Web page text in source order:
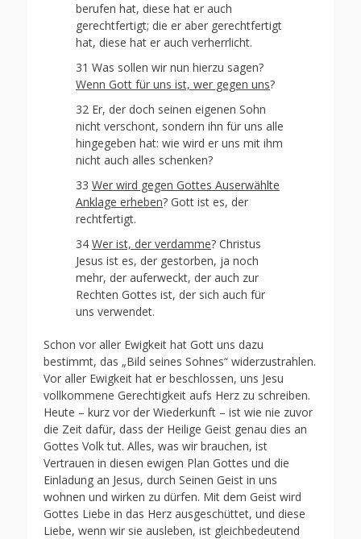
berufen hat, diese hat er auch
gerechtfertigt; die er aber gerechtfertigt
hat, diese hat er auch verherrlicht.
31 Was sollen wir nun hierzu sagen?
Wenn Gott für uns ist, wer gegen uns?
32 Er, der doch seinen eigenen Sohn
nicht verschont, sondern ihn für uns alle
hingegeben hat: wie wird er uns mit ihm
nicht auch alles schenken?
33 Wer wird gegen Gottes Auserwählte
Anklage erheben? Gott ist es, der
rechtfertigt.
34 Wer ist, der verdamme? Christus
Jesus ist es, der gestorben, ja noch
mehr, der auferweckt, der auch zur
Rechten Gottes ist, der sich auch für
uns verwendet.
Schon vor aller Ewigkeit hat Gott uns dazu
bestimmt, das „Bild seines Sohnes“ widerzustrahlen.
Vor aller Ewigkeit hat er beschlossen, uns Jesu
vollkommene Gerechtigkeit aufs Herz zu schreiben.
Heute – kurz vor der Wiederkunft – ist wie nie zuvor
die Zeit dafür, dass der Heilige Geist genau dies an
Gottes Volk tut. Alles, was wir brauchen, ist
Vertrauen in diesen ewigen Plan Gottes und die
Einladung an Jesus, durch Seinen Geist in uns
wohnen und wirken zu dürfen. Mit dem Geist wird
Gottes Liebe in das Herz ausgeschüttet, und diese
Liebe, wenn wir sie ausleben, ist gleichbedeutend